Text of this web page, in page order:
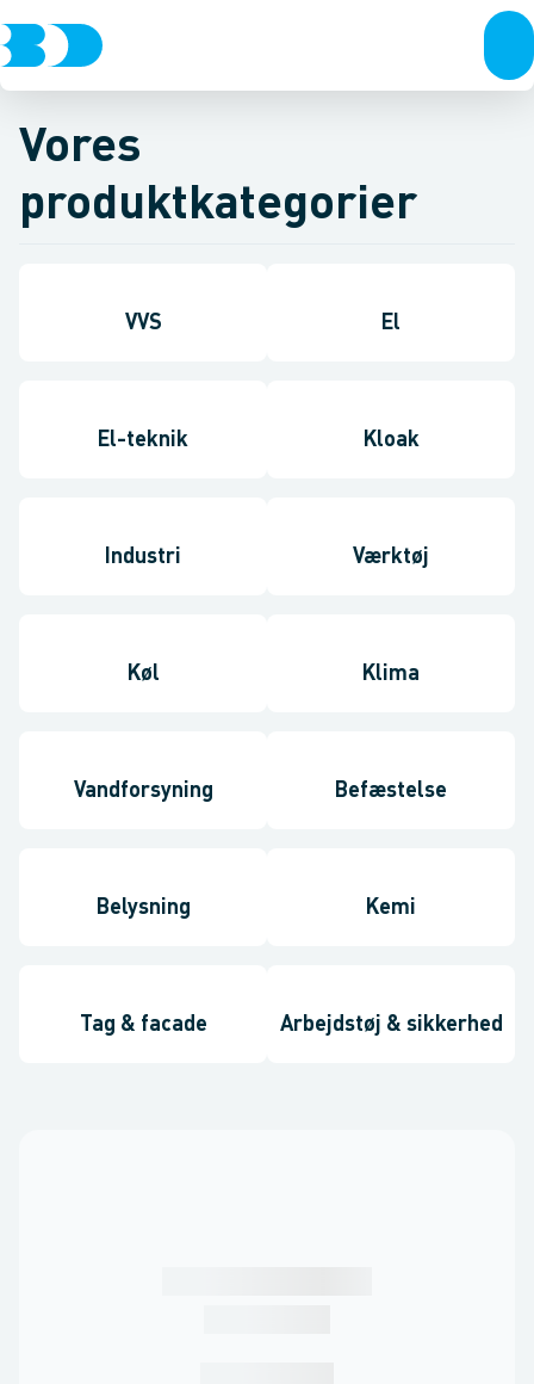
Vores
produktkategorier
VVS El
El-teknik Kloak
Industri Værktøj
Køl Klima
Vandforsyning Befæstelse
Belysning Kemi
Tag & facade Arbejdstøj & sikkerhed